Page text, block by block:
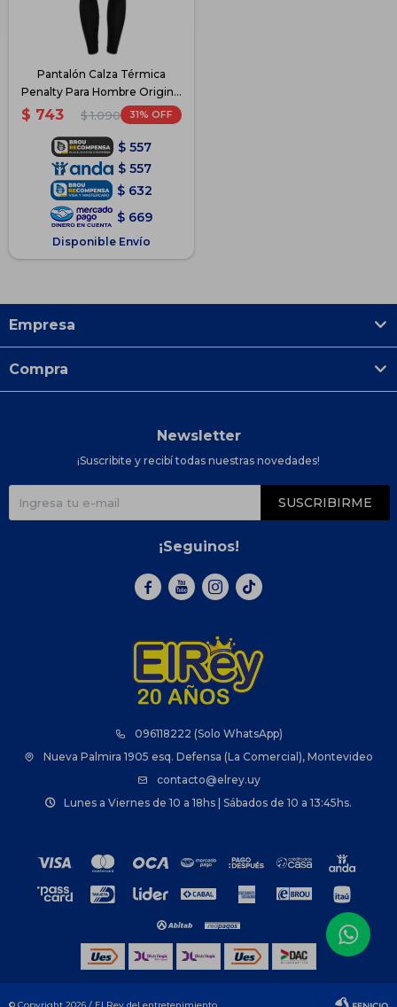
Pantalón Calza Térmica
Penalty Para Hombre Original
- Negro
$ 743 $ 1.090 31
$ 557
$ 557
$ 632
$ 669
Disponible Envío
096118222 (Solo WhatsApp)
Nueva Palmira 1905 esq. Defensa (La Comercial), Montevideo
contacto@elrey.uy
Lunes a Viernes de 10 a 18hs | Sábados de 10 a 13:45hs.
Empresa
Compra
Newsletter
¡Suscribite y recibí todas nuestras novedades!
SUSCRIBIRME
¡Seguinos!
  
© Copyright 2026 / El Rey del entretenimiento